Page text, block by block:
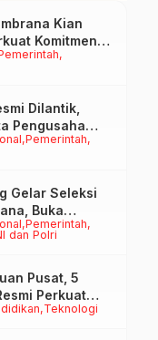
Kian
Komitmen
Keberlanjutan
Pemerintah
Dilantik,
Pengusaha
Ekonomi
Pemerintah
dan Polri
Gelar Seleksi
Buka
PMI
Teknologi
Pusat, 5
Perkuat
Jembrana